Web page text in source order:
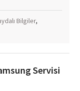
Bilgiler,
Servisi